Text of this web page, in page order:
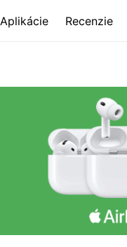
Aplikácie Recenzie